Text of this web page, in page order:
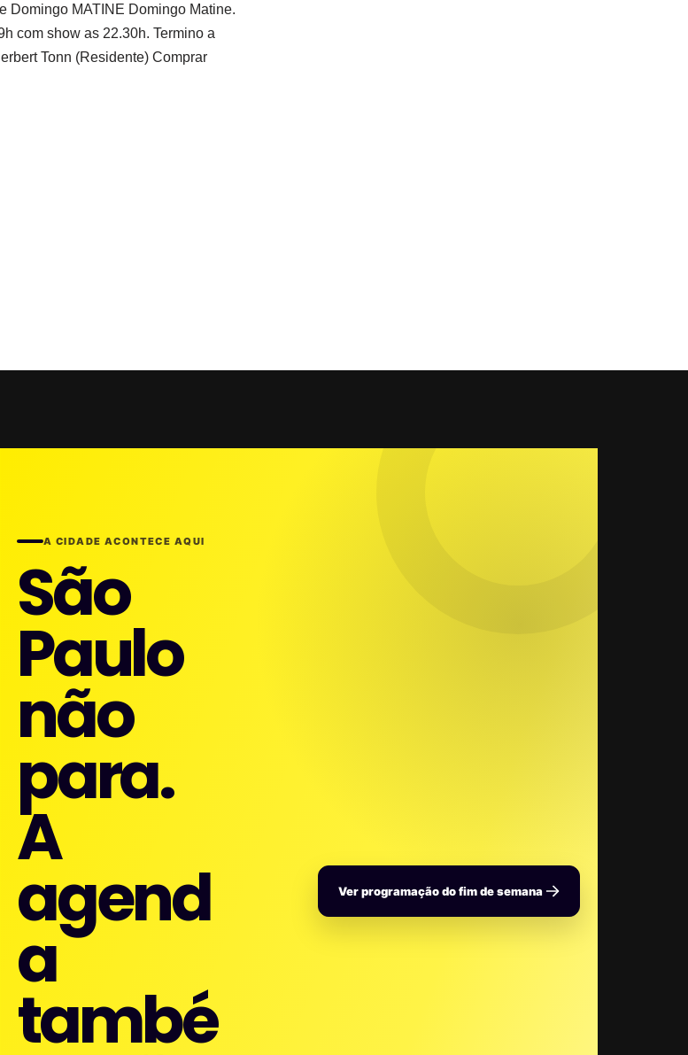
Domingo MATINE Domingo Matine.
com show as 22.30h. Termino a
Tonn (Residente) Comprar
A CIDADE ACONTECE AQUI
São
Paulo
não
para.
A
agend
a
també
Ver programação do fim de semana